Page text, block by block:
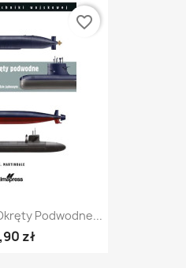
Podwodne...
zł
favorite_border